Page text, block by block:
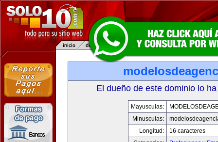
El dueño de este dominio lo
Mayusculas:
Minusculas:
Longitud:
16 caracteres